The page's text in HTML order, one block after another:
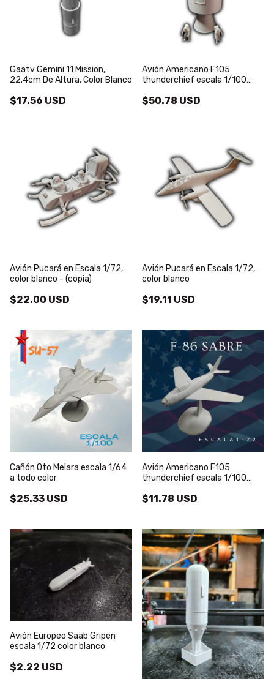
Gaatv Gemini 11 Mission,
22.4cm De Altura, Color Blanco
$17.56 USD
Avión Americano F105
thunderchief escala 1/100
$50.78 USD
Avión Pucará en Escala 1/72,
color blanco - (copia)
$22.00 USD
Avión Pucará en Escala 1/72,
color blanco
$19.11 USD
Cañón Oto Melara escala 1/64
a todo color
$25.33 USD
Avión Americano F105
thunderchief escala 1/100
$11.78 USD
Avión Europeo Saab Gripen
escala 1/72 color blanco
$2.22 USD